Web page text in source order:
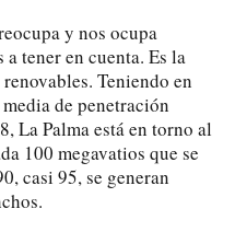
y nos ocupa
tener en cuenta. Es la
Teniendo en
de penetración
La Palma está en torno al
100 megavatios que se
casi 95, se generan